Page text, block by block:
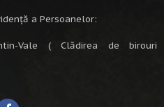
a Persoanelor:
Vale ( Clădirea de birouri